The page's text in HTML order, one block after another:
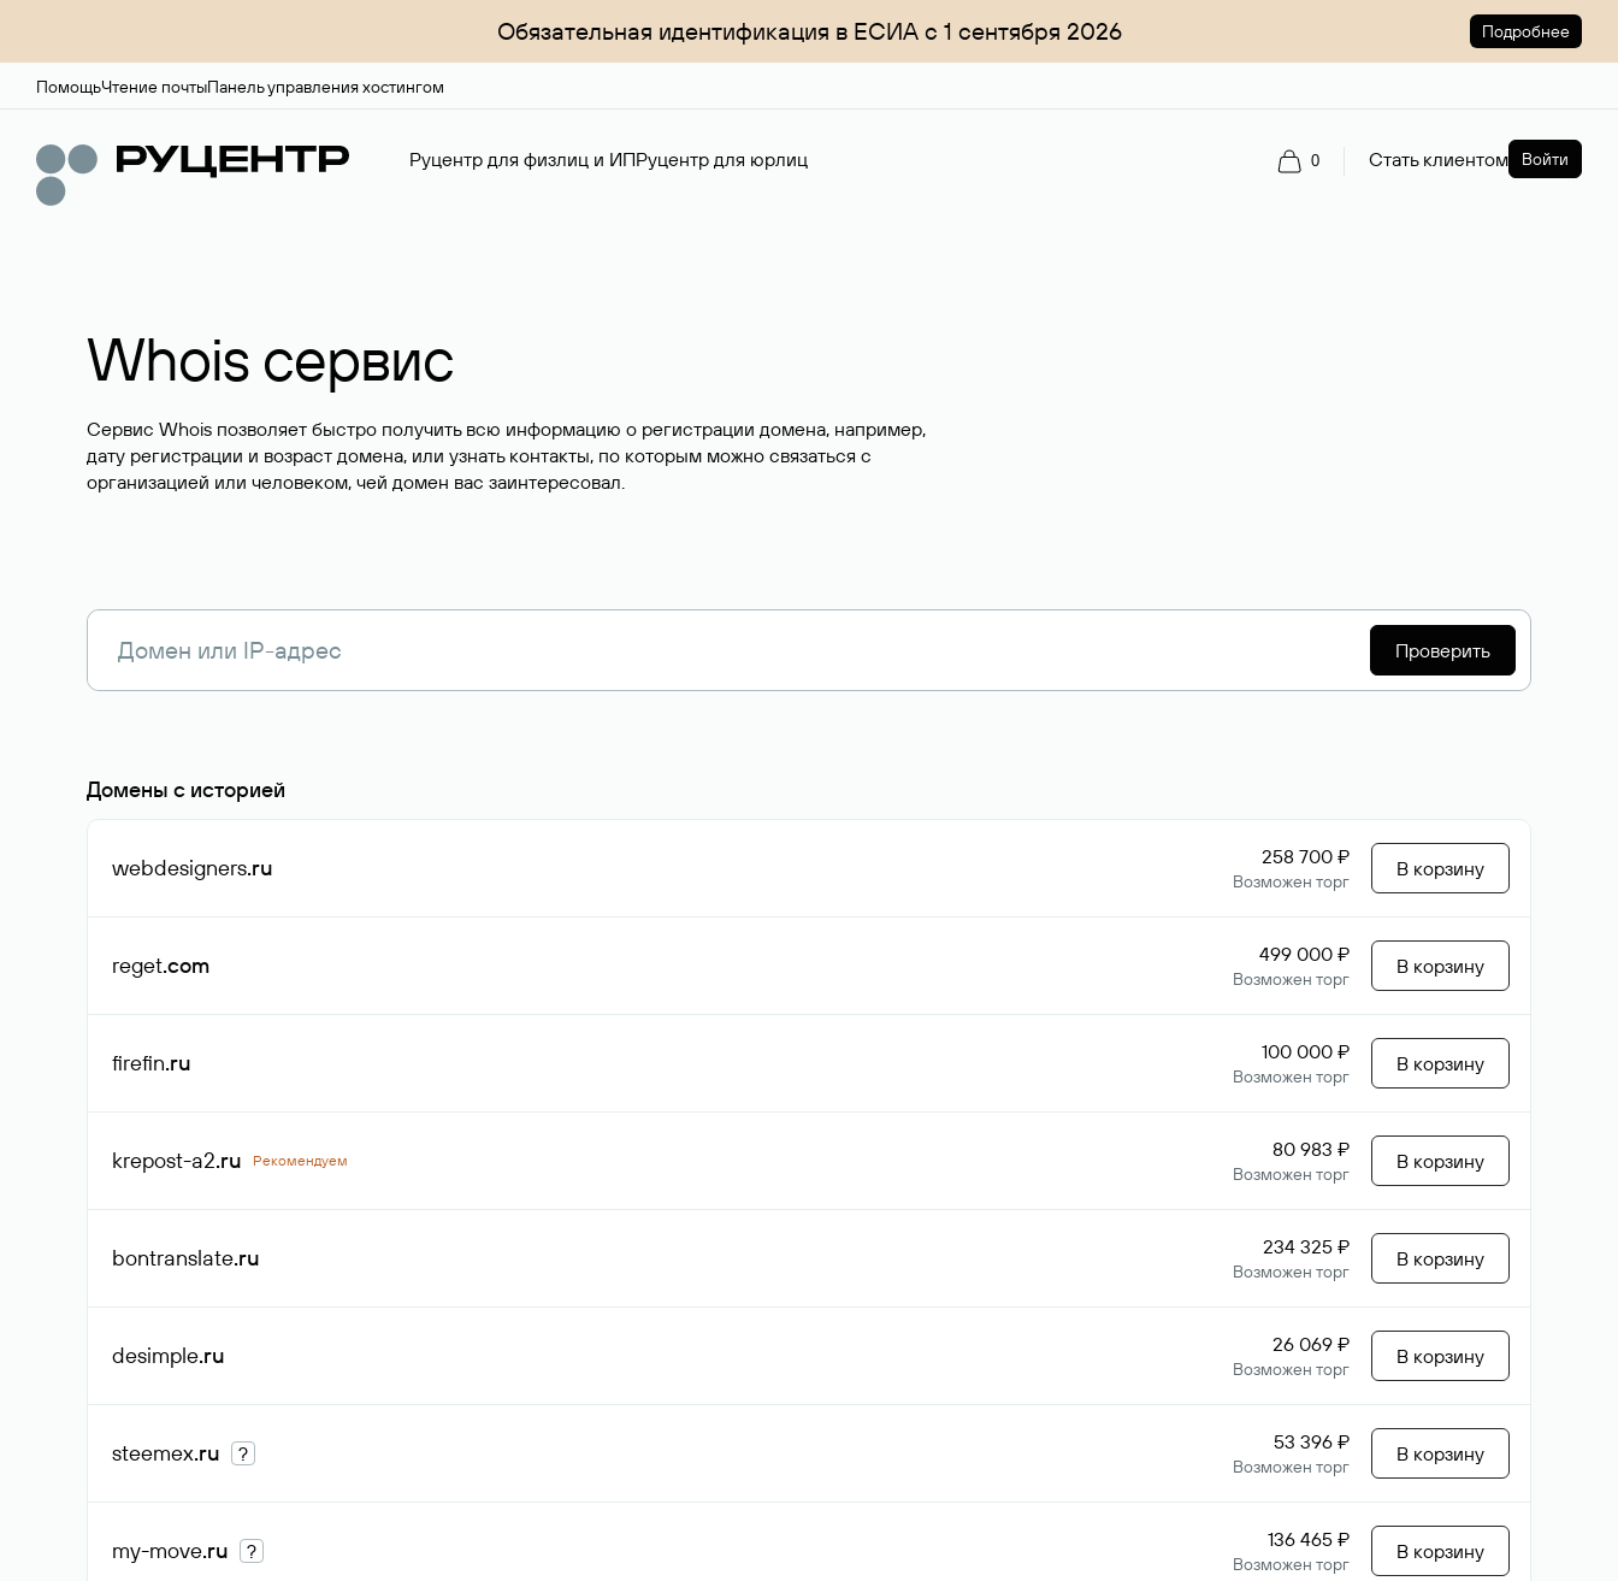
Обязательная идентификация в ЕСИА с 1 сентября 2026 Подробнее
ПомощьЧтение почтыПанель управления хостингом
Руцентр для физлиц и ИПРуцентр для юрлиц 0 Стать клиентом Войти
Whois сервис
Сервис Whois позволяет быстро получить всю информацию о регистрации домена, например,
дату регистрации и возраст домена, или узнать контакты, по которым можно связаться с
организацией или человеком, чей домен вас заинтересовал.
Проверить
Домены с историей
webdesigners.ru 258 700 ₽
Возможен торг
В корзину
reget.com 499 000 ₽
Возможен торг
В корзину
firefin.ru 100 000 ₽
Возможен торг
В корзину
krepost-a2.ru Рекомендуем 80 983 ₽
Возможен торг
В корзину
bontranslate.ru 234 325 ₽
Возможен торг
В корзину
desimple.ru 26 069 ₽
Возможен торг
В корзину
steemex.ru ? 53 396 ₽
Возможен торг
В корзину
my-move.ru ? 136 465 ₽
Возможен торг
В корзину